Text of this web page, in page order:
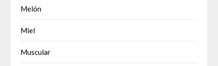
Melón
Miel
Muscular